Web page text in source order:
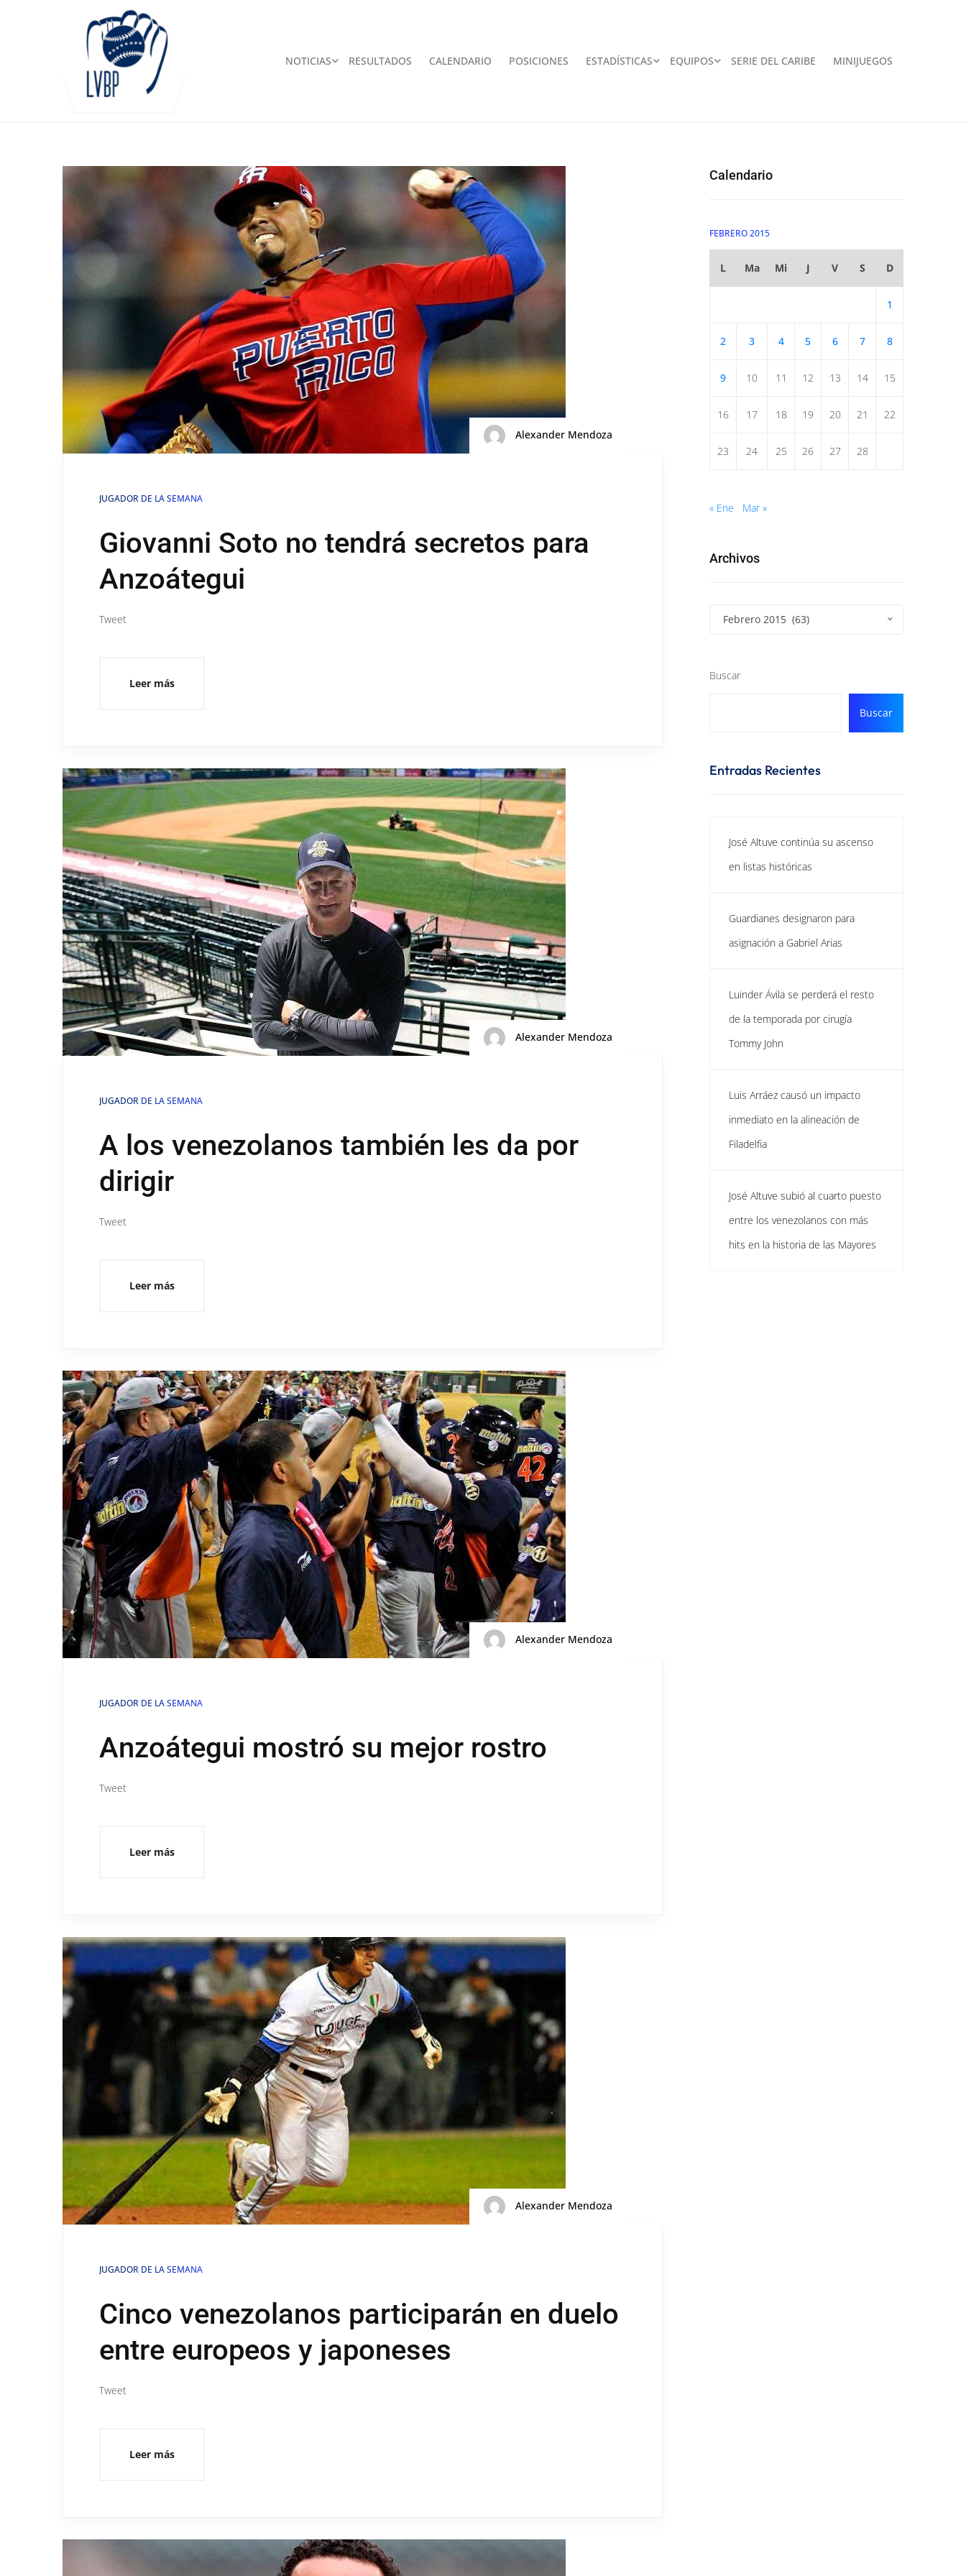
NOTICIAS RESULTADOS CALENDARIO POSICIONES ESTADÍSTICAS EQUIPOS SERIE DEL CARIBE MINIJUEGOS
Alexander Mendoza
JUGADOR DE LA SEMANA
Giovanni Soto no tendrá secretos para
Anzoátegui
Tweet
Leer más
Alexander Mendoza
JUGADOR DE LA SEMANA
A los venezolanos también les da por
dirigir
Tweet
Leer más
Alexander Mendoza
JUGADOR DE LA SEMANA
Anzoátegui mostró su mejor rostro
Tweet
Leer más
Alexander Mendoza
JUGADOR DE LA SEMANA
Cinco venezolanos participarán en duelo
entre europeos y japoneses
Tweet
Leer más
Calendario
FEBRERO 2015
L Ma Mi J V S D
1
2 3 4 5 6 7 8
9 10 11 12 13 14 15
16 17 18 19 20 21 22
23 24 25 26 27 28
« Ene Mar »
Archivos
Febrero 2015 (63)
Buscar
Buscar
Entradas Recientes
José Altuve continúa su ascenso
en listas históricas
Guardianes designaron para
asignación a Gabriel Arias
Luinder Ávila se perderá el resto
de la temporada por cirugía
Tommy John
Luis Arráez causó un impacto
inmediato en la alineación de
Filadelfia
José Altuve subió al cuarto puesto
entre los venezolanos con más
hits en la historia de las Mayores